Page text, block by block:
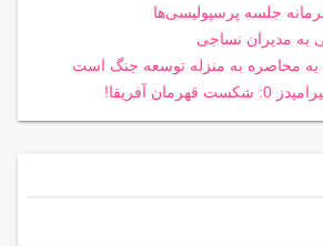
جلسه پرسپولیسی‌ها
به مدیران نساجی
به محاصره به منزله توسعه جنگ است